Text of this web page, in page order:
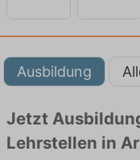
Ausbildung
Jetzt
Lehrstellen in